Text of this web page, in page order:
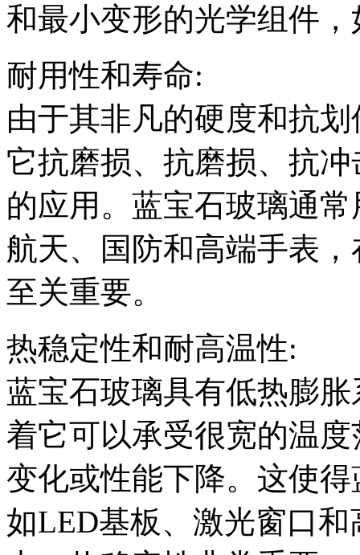
和最小变形的光学组件
耐用性和寿命:
由于其非凡的硬度和抗
它抗磨损、抗磨损、抗
的应用。蓝宝石玻璃通
航天、国防和高端手表
至关重要。
热稳定性和耐高温性:
蓝宝石玻璃具有低热膨
着它可以承受很宽的温
变化或性能下降。这使
如LED基板、激光窗口